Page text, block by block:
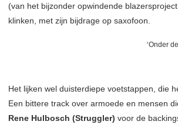
(van het bijzonder opwindende blazersproject
klinken, met zijn bijdrage op saxofoon.
‘Onder
Het lijken wel duisterdiepe voetstappen, die
Een bittere track over armoede en mensen
Rene Hulbosch (Struggler) voor de